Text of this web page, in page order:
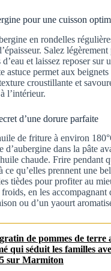
pour une cuisson
en rondelles
Salez légèrement
d’eau et laissez reposer sur
astuce permet aux beignets
croustillante et
l’intérieur.
d’une dorure parfaite
de friture à environ
d’aubergine dans la pâte
chaude. Frire pendant
ce qu’elles prennent une
tièdes pour profiter au
en les accompagnant
ou d’un yaourt
de pommes de terre
qui séduit les familles
sur Marmiton